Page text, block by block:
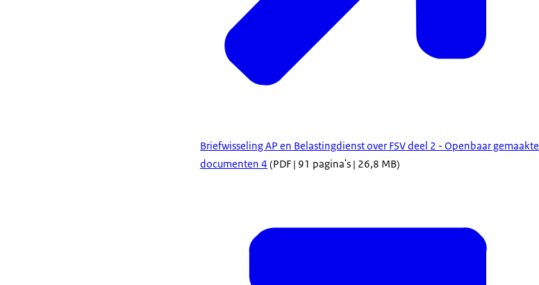
Briefwisseling AP en Belastingdienst over FSV deel 2 - Openbaar gemaakte
documenten 4 (PDF | 91 pagina's | 26,8 MB)